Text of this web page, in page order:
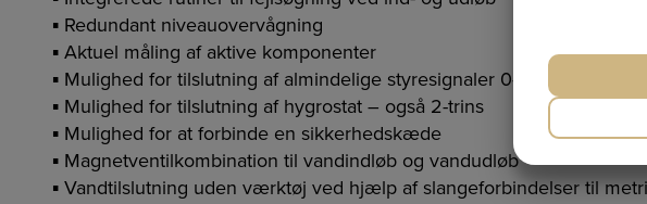
▪ Redundant niveauovervågning
▪ Aktuel måling af aktive komponenter
▪ Mulighed for tilslutning af almindelige styresignaler 0-10 V-DC og 4-
▪ Mulighed for tilslutning af hygrostat – også 2-trins
▪ Mulighed for at forbinde en sikkerhedskæde
▪ Magnetventilkombination til vandindløb og vandudløb
▪ Vandtilslutning uden værktøj ved hjælp af slangeforbindelser til